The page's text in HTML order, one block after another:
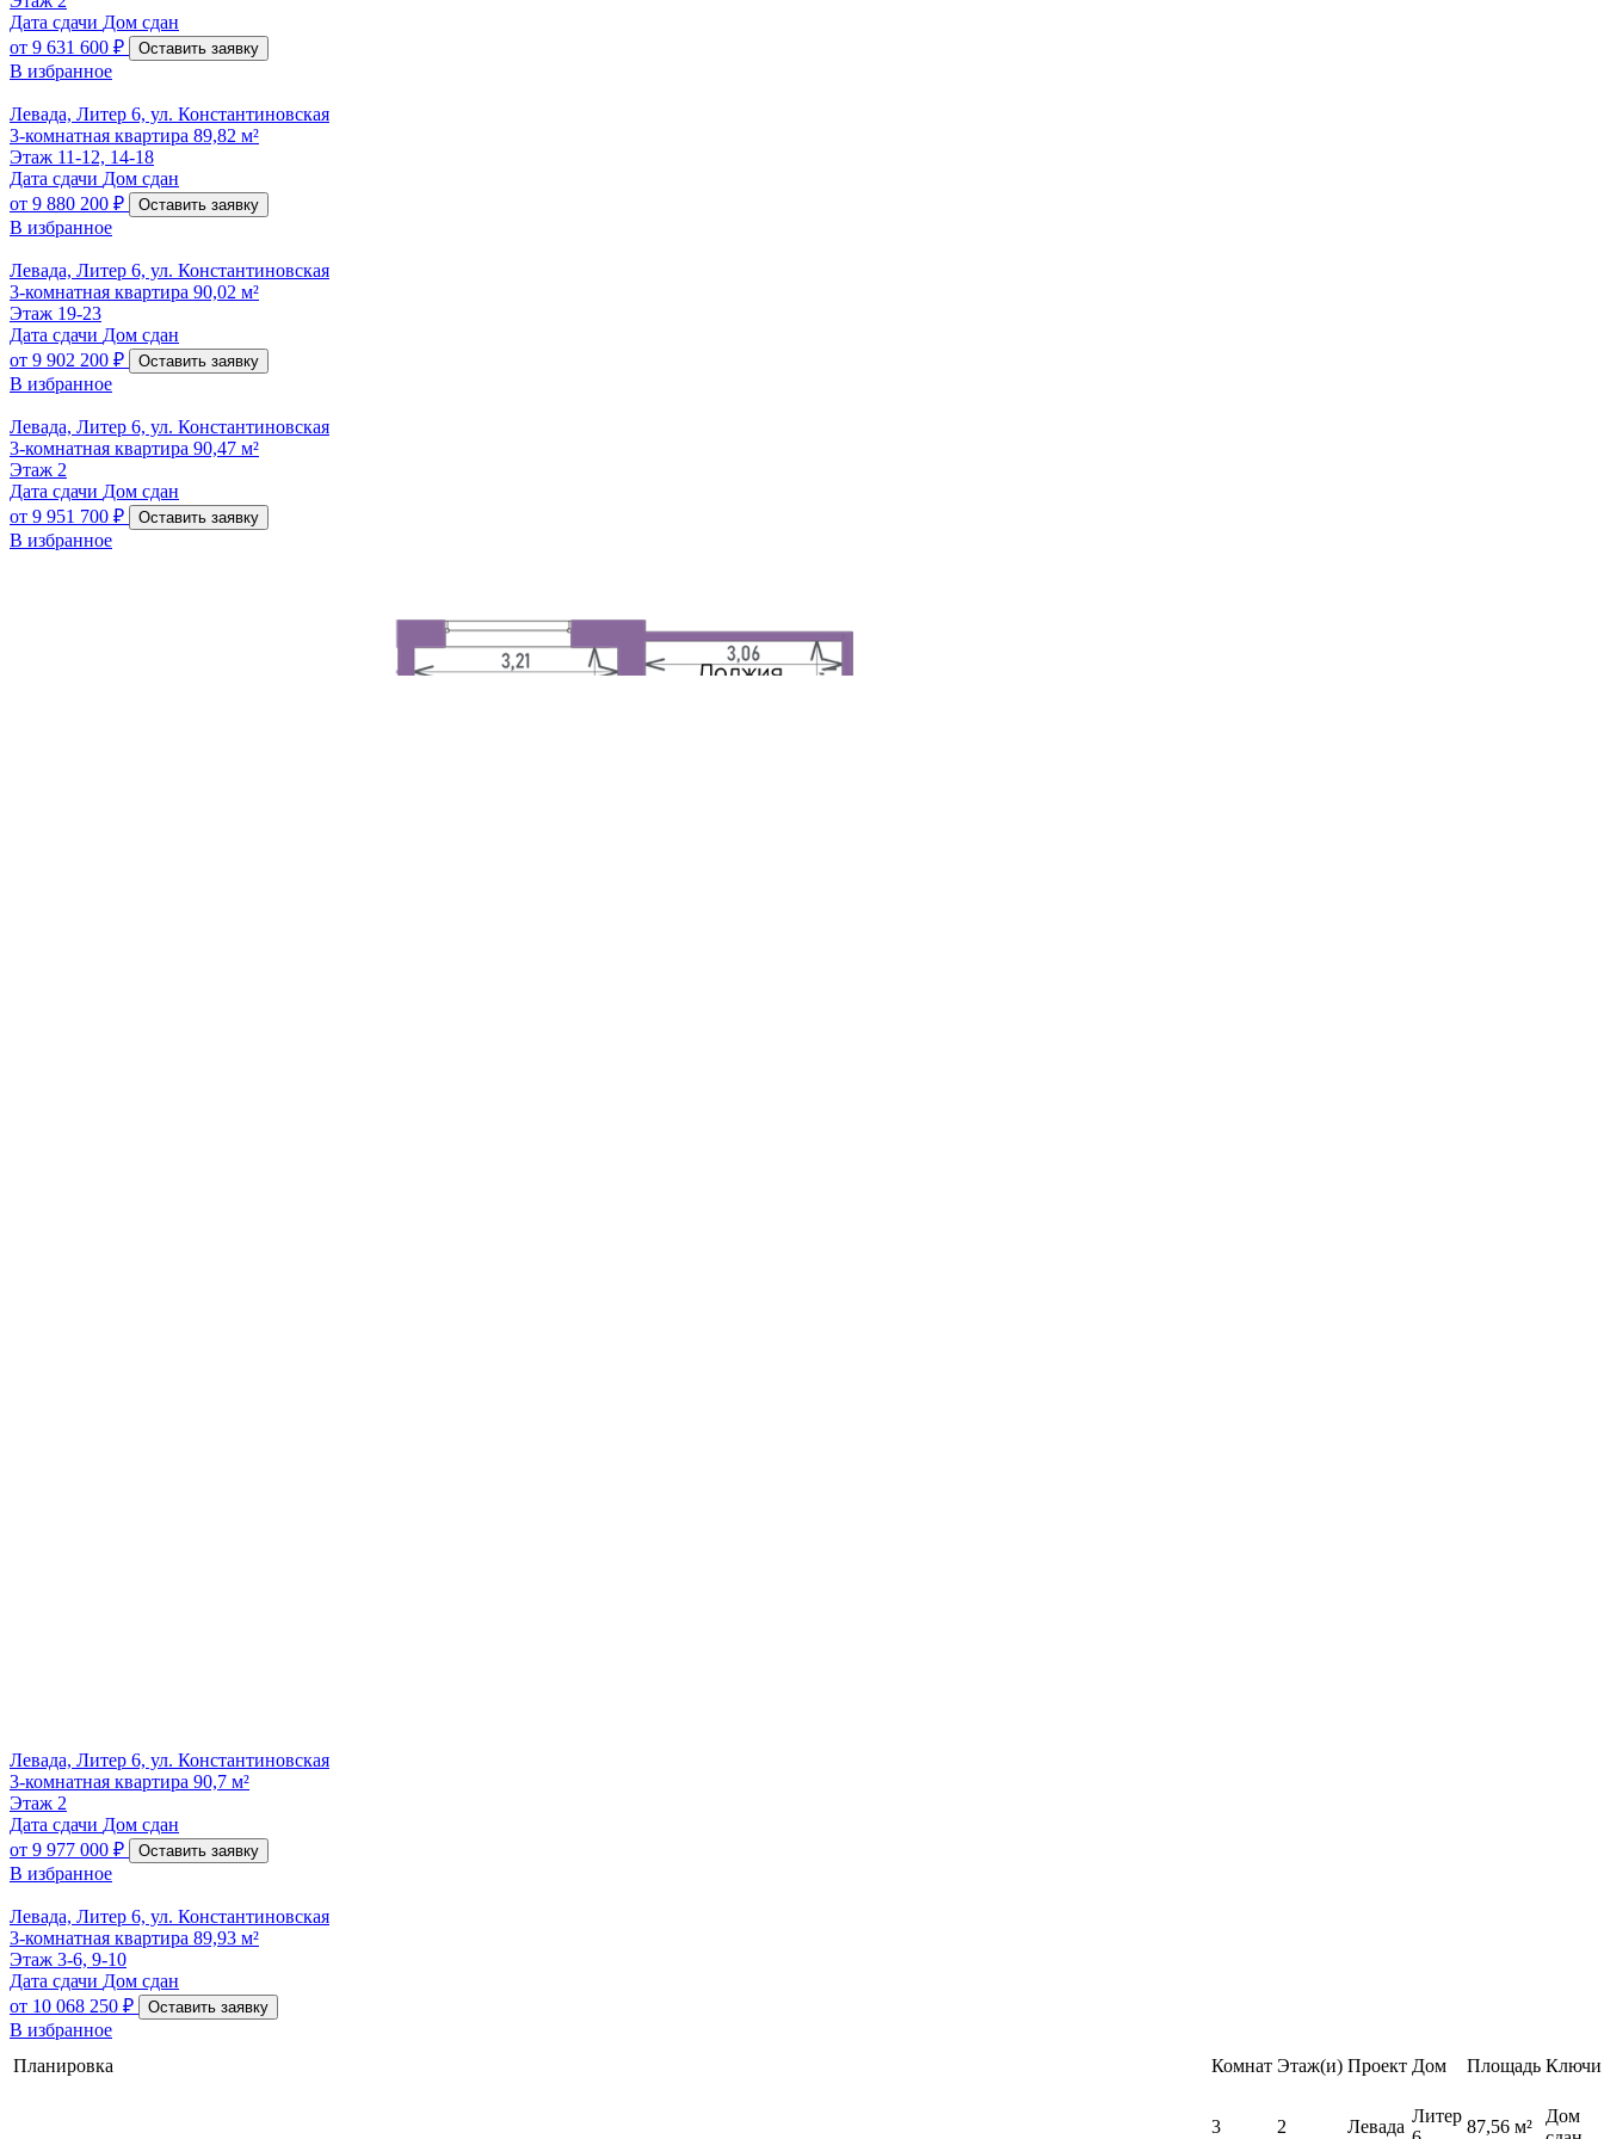
Дата сдачи Дом сдан
от 9 631 600 ₽ Оставить заявку
В избранное
Левада, Литер 6, ул. Константиновская
3-комнатная квартира 89,82 м²
Этаж 11-12, 14-18
Дата сдачи Дом сдан
от 9 880 200 ₽ Оставить заявку
В избранное
Левада, Литер 6, ул. Константиновская
3-комнатная квартира 90,02 м²
Этаж 19-23
Дата сдачи Дом сдан
от 9 902 200 ₽ Оставить заявку
В избранное
Левада, Литер 6, ул. Константиновская
3-комнатная квартира 90,47 м²
Этаж 2
Дата сдачи Дом сдан
от 9 951 700 ₽ Оставить заявку
В избранное
Левада, Литер 6, ул. Константиновская
3-комнатная квартира 90,7 м²
Этаж 2
Дата сдачи Дом сдан
от 9 977 000 ₽ Оставить заявку
В избранное
Левада, Литер 6, ул. Константиновская
3-комнатная квартира 89,93 м²
Этаж 3-6, 9-10
Дата сдачи Дом сдан
от 10 068 250 ₽ Оставить заявку
В избранное
Планировка
Комнат Этаж(и) Проект Дом Площадь Ключи
3 2 Левада
Литер
87,56 м²
Дом